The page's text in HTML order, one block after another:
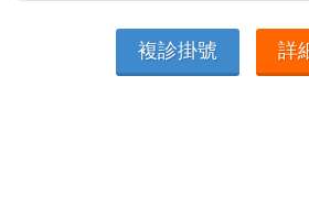
複診掛號 詳